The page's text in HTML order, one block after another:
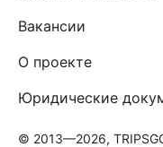
Вакансии
О проекте
Юридические
© 2013—2026,